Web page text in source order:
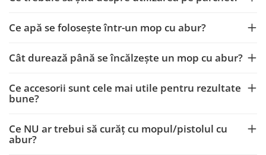
Ce apă se folosește într-un mop cu abur?
Cât durează până se încălzește un mop cu abur?
Ce accesorii sunt cele mai utile pentru rezultate
bune?
Ce NU ar trebui să curăț cu mopul/pistolul cu
abur?